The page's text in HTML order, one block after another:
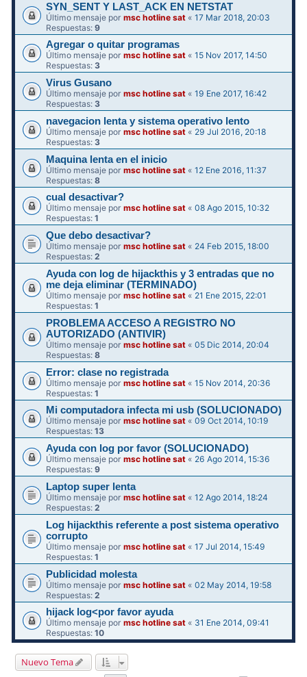
SYN_SENT Y LAST_ACK EN NETSTAT
Último mensaje pormsc hotline sat «17 Mar 2018, 20:03
Respuestas:9
Agregar o quitar programas
Último mensaje pormsc hotline sat «15 Nov 2017, 14:50
Respuestas:3
Virus Gusano
Último mensaje pormsc hotline sat «19 Ene 2017, 16:42
Respuestas: 3
navegacion lenta y sistema operativo lento
Último mensaje pormsc hotline sat « 29 Jul 2016, 20:18
Respuestas:3
Maquina lenta en el inicio
Último mensaje pormsc hotline sat «12 Ene 2016, 11:37
Respuestas:8
cual desactivar?
Último mensaje pormsc hotline sat «08 Ago 2015, 10:32
Respuestas:1
Que debo desactivar?
Último mensaje pormsc hotline sat « 24 Feb 2015, 18:00
Respuestas:2
Ayuda con log de hijackthis y 3 entradas que no
me deja eliminar (TERMINADO)
Último mensaje pormsc hotline sat « 21 Ene 2015, 22:01
Respuestas:1
PROBLEMA ACCESO A REGISTRO NO
AUTORIZADO (ANTIVIR)
Último mensaje pormsc hotline sat «05 Dic 2014, 20:04
Respuestas:8
Error: clase no registrada
Último mensaje pormsc hotline sat «15 Nov 2014, 20:36
Respuestas:1
Mi computadora infecta mi usb (SOLUCIONADO)
Último mensaje pormsc hotline sat «09 Oct 2014, 10:19
Respuestas:13
Ayuda con log por favor (SOLUCIONADO)
Último mensaje pormsc hotline sat « 26 Ago 2014, 15:36
Respuestas:9
Laptop super lenta
Último mensaje pormsc hotline sat «12 Ago 2014, 18:24
Respuestas:2
Log hijackthis referente a post sistema operativo
corrupto
Último mensaje pormsc hotline sat «17 Jul 2014, 15:49
Respuestas:1
Publicidad molesta
Último mensaje pormsc hotline sat «02 May 2014, 19:58
Respuestas:2
hijack log<por favor ayuda
Último mensaje pormsc hotline sat « 31 Ene 2014, 09:41
Respuestas:10
Nuevo Tema